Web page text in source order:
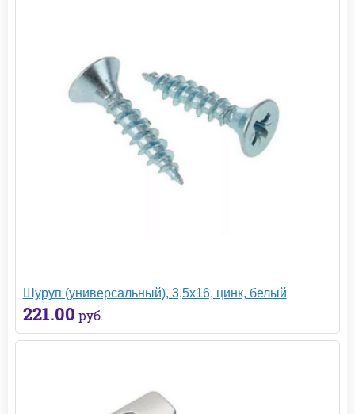
Шуруп (универсальный), 3,5х16, цинк, белый
221.00 руб.